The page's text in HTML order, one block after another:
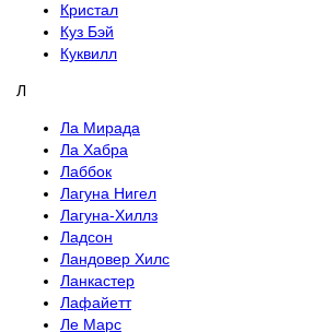
Кристал
Куз Бэй
Куквилл
Л
Ла Мирада
Ла Хабра
Лаббок
Лагуна Нигел
Лагуна-Хиллз
Ладсон
Ландовер Хилс
Ланкастер
Лафайетт
Ле Марс